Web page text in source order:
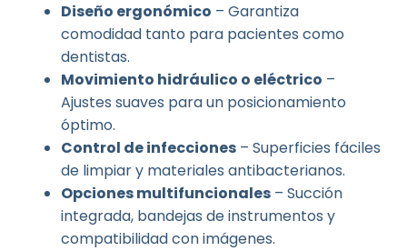
Diseño ergonómico – Garantiza
comodidad tanto para pacientes como
dentistas.
Movimiento hidráulico o eléctrico –
Ajustes suaves para un posicionamiento
óptimo.
Control de infecciones– Superficies fáciles
de limpiar y materiales antibacterianos.
Opciones multifuncionales– Succión
integrada, bandejas de instrumentos y
compatibilidad con imágenes.